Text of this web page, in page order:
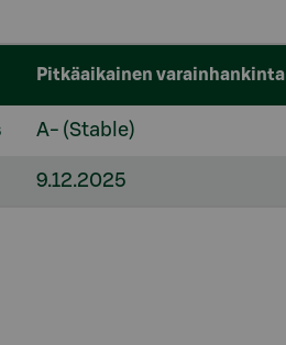
Pitkäaikainen varainhankinta
A- (Stable)
9.12.2025